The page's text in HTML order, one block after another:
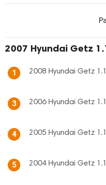
2007 Hyundai Getz
1 2008 Hyundai Getz
3 2006 Hyundai Getz
4 2005 Hyundai Getz
5 2004 Hyundai Getz